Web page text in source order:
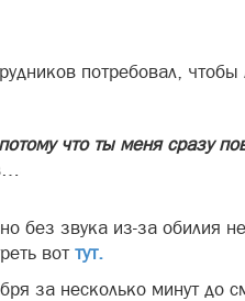
потребовал,
что ты меня сразу
без звука из-за обилия
вот тут.
за несколько минут до